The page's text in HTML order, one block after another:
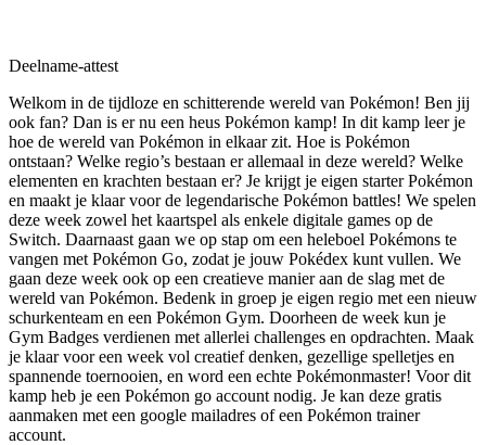
Deelname-attest
Welkom in de tijdloze en schitterende wereld van Pokémon! Ben jij
ook fan? Dan is er nu een heus Pokémon kamp! In dit kamp leer je
hoe de wereld van Pokémon in elkaar zit. Hoe is Pokémon
ontstaan? Welke regio’s bestaan er allemaal in deze wereld? Welke
elementen en krachten bestaan er? Je krijgt je eigen starter Pokémon
en maakt je klaar voor de legendarische Pokémon battles! We spelen
deze week zowel het kaartspel als enkele digitale games op de
Switch. Daarnaast gaan we op stap om een heleboel Pokémons te
vangen met Pokémon Go, zodat je jouw Pokédex kunt vullen. We
gaan deze week ook op een creatieve manier aan de slag met de
wereld van Pokémon. Bedenk in groep je eigen regio met een nieuw
schurkenteam en een Pokémon Gym. Doorheen de week kun je
Gym Badges verdienen met allerlei challenges en opdrachten. Maak
je klaar voor een week vol creatief denken, gezellige spelletjes en
spannende toernooien, en word een echte Pokémonmaster! Voor dit
kamp heb je een Pokémon go account nodig. Je kan deze gratis
aanmaken met een google mailadres of een Pokémon trainer
account.